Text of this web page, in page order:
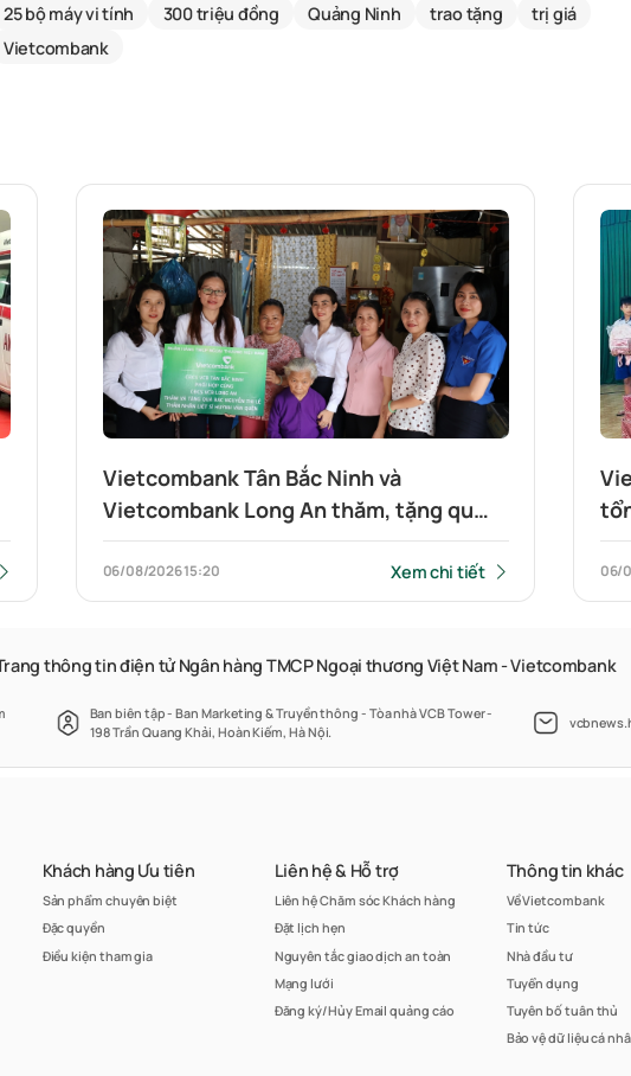
25 bộ máy vi tính 300 triệu đồng Quảng Ninh trao tặng
trị giá
Vietcombank
Vietcombank Tân Bắc Ninh và
Vietcombank Long An thăm, tặng quà
thân nhân liệt sĩ
06/08/202615:20 Xem chi tiết 06/
thông tin điện tử Ngân hàng TMCP Ngoại thương Việt Nam - Vietcombank
Ban biên tập - Ban Marketing & Truyền thông - Tòa nhà VCB Tower -
198 Trần Quang Khải, Hoàn Kiếm, Hà Nội.
Khách hàng Ưu tiên
Sản phẩm chuyên biệt
Đặc quyền
Điều kiện tham gia
Liên hệ & Hỗ trợ
Liên hệ Chăm sóc Khách hàng
Đặt lịch hẹn
Nguyên tắc giao dịch an toàn
Mạng lưới
Đăng ký/Hủy Email quảng cáo
Thông tin khác
Về Vietcombank
Tin tức
Nhà đầu tư
Tuyển dụng
Tuyên bố tuân thủ
Bảo vệ dữ liệu cá